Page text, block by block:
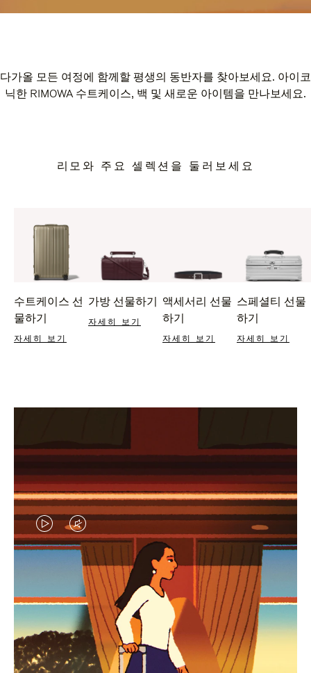
다가올 모든 여정에 함께할 평생의 동반자를 찾아보세요. 아이코
닉한 RIMOWA 수트케이스, 백 및 새로운 아이템을 만나보세요.
리모와 주요 셀렉션을 둘러보세요
수트케이스 선
물하기
자세히 보기
가방 선물하기
자세히 보기
액세서리 선물
하기
자세히 보기
스페셜티 선물
하기
자세히 보기
VIDEO
IS
PLAYED,
PLEASE
PRESS
TO
VIDEO
IS
MUTED,
PLEASE
PRESS
TO
엄선된 기프트 셀렉션
모든 여정의 완벽한 동반자 찾
기